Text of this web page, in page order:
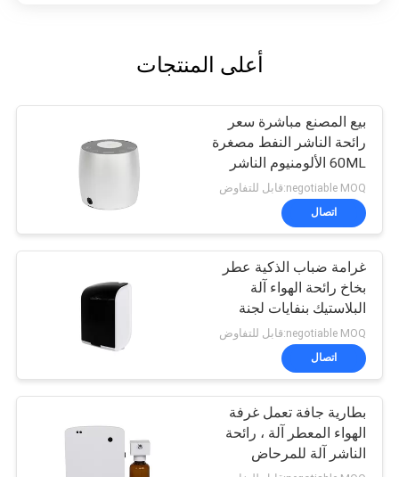
أعلى المنتجات
بيع المصنع مباشرة سعر
رائحة الناشر النفط مصغرة
60ML الألومنيوم الناشر
negotiable MOQ:قابل للتفاوض
اتصال
غرامة ضباب الذكية عطر
بخاخ رائحة الهواء آلة
البلاستيك بنفايات لجنة
الاتصالات الفدرالية
الموافقة رائحة
negotiable MOQ:قابل للتفاوض
اتصال
بطارية جافة تعمل غرفة
الهواء المعطر آلة ، رائحة
الناشر آلة للمرحاض